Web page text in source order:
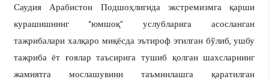
Саудия Арабистон Подшоҳлигида экстремизмга қарши
курашишнинг “юмшоқ” услубларига асосланган
тажрибалари халқаро миқёсда эътироф этилган бўлиб, ушбу
тажриба ёт ғоялар таъсирига тушиб қолган шахсларнинг
жамиятга мослашувини таъминлашга қаратилган